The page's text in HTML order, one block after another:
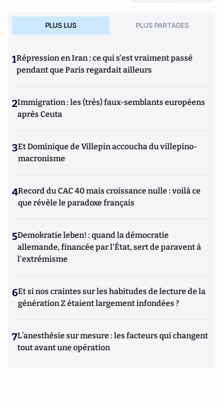
PLUS LUS PLUS PARTAGES
1Répression en Iran : ce qui s'est vraiment passé
pendant que Paris regardait ailleurs
2Immigration : les (très) faux-semblants européens
après Ceuta
3Et Dominique de Villepin accoucha du villepino-
macronisme
4Record du CAC 40 mais croissance nulle : voilà ce
que révèle le paradoxe français
5Demokratie leben! : quand la démocratie
allemande, financée par l'État, sert de paravent à
l'extrémisme
6Et si nos craintes sur les habitudes de lecture de la
génération Z étaient largement infondées ?
7L’anesthésie sur mesure : les facteurs qui changent
tout avant une opération